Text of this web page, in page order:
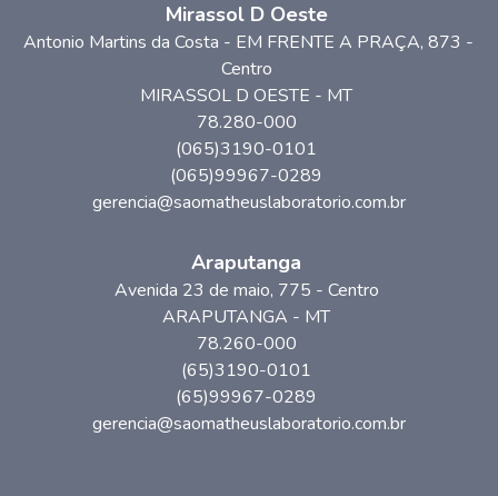
Mirassol D Oeste
Antonio Martins da Costa - EM FRENTE A PRAÇA, 873 -
Centro
MIRASSOL D OESTE - MT
78.280-000
(065)3190-0101
(065)99967-0289
gerencia@saomatheuslaboratorio.com.br
Araputanga
Avenida 23 de maio, 775 - Centro
ARAPUTANGA - MT
78.260-000
(65)3190-0101
(65)99967-0289
gerencia@saomatheuslaboratorio.com.br